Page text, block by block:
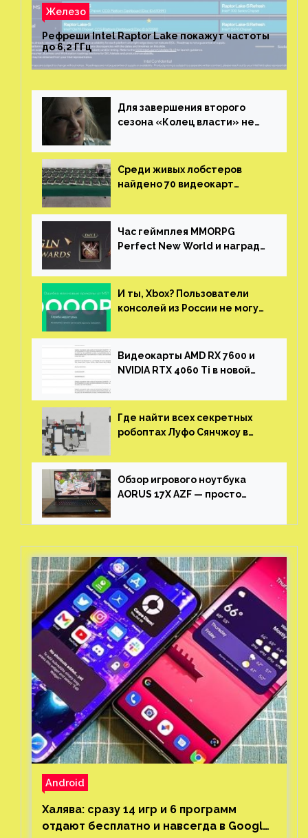
Железо
Рефреши Intel Raptor Lake покажут частоты
до 6,2 ГГц
Для завершения второго
сезона «Колец власти» не
Среди живых лобстеров
найдено 70 видеокарт
китайской таможни
Час геймплея MMORPG
Perfect New World и награды
И ты, Xbox? Пользователи
консолей из России не могут
Видеокарты AMD RX 7600 и
NVIDIA RTX 4060 Ti в новой
Где найти всех секретных
робоптах Луфо Сянчжоу в
Обзор игрового ноутбука
AORUS 17X AZF — просто
Android
Халява: сразу 14 игр и 6 программ
отдают бесплатно и навсегда в Google